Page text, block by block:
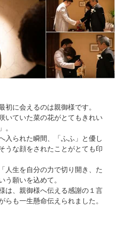
者サイト
us
Restaurant Youtube
初に会えるのは親御様です。
いていた菜の花がとてもきれい
。
入られた瞬間、「ふふ」と優し
うな顔をされたことがとても印
人生を自分の力で切り開き、た
う願いを込めて。
は、親御様へ伝える感謝の１言
らも一生懸命伝えられました。